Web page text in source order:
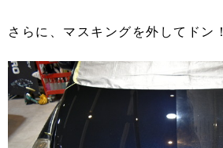
さらに、マスキングを外してドン！